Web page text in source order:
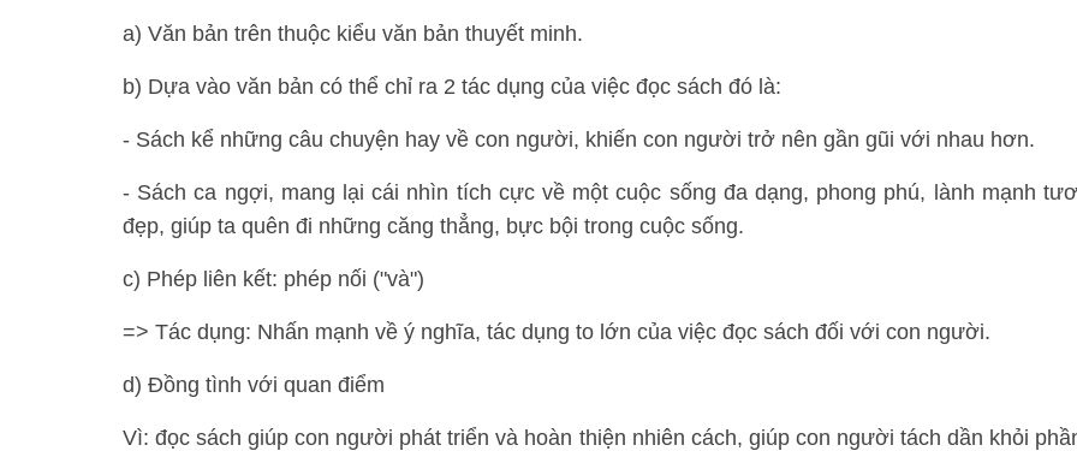
a) Văn bản trên thuộc kiểu văn bản thuyết minh.
b) Dựa vào văn bản có thể chỉ ra 2 tác dụng của việc đọc sách đó là:
- Sách kể những câu chuyện hay về con người, khiến con người trở nên gần gũi với nhau hơn.
- Sách ca ngợi, mang lại cái nhìn tích cực về một cuộc sống đa dạng, phong phú, lành mạnh
đẹp, giúp ta quên đi những căng thẳng, bực bội trong cuộc sống.
c) Phép liên kết: phép nối ("và")
=> Tác dụng: Nhấn mạnh về ý nghĩa, tác dụng to lớn của việc đọc sách đối với con người.
d) Đồng tình với quan điểm
Vì: đọc sách giúp con người phát triển và hoàn thiện nhiên cách, giúp con người tách dần khỏi